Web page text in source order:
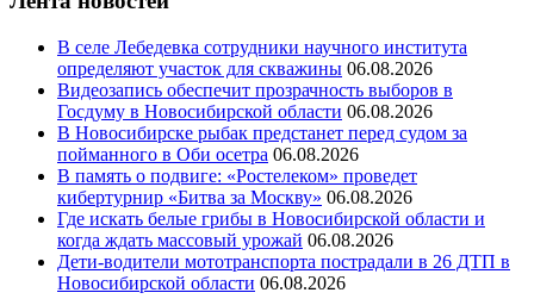
В селе Лебедевка сотрудники научного института
определяют участок для скважины 06.08.2026
Видеозапись обеспечит прозрачность выборов в
Госдуму в Новосибирской области 06.08.2026
В Новосибирске рыбак предстанет перед судом за
пойманного в Оби осетра 06.08.2026
В память о подвиге: «Ростелеком» проведет
кибертурнир «Битва за Москву» 06.08.2026
Где искать белые грибы в Новосибирской области и
когда ждать массовый урожай 06.08.2026
Дети-водители мототранспорта пострадали в 26 ДТП в
Новосибирской области 06.08.2026